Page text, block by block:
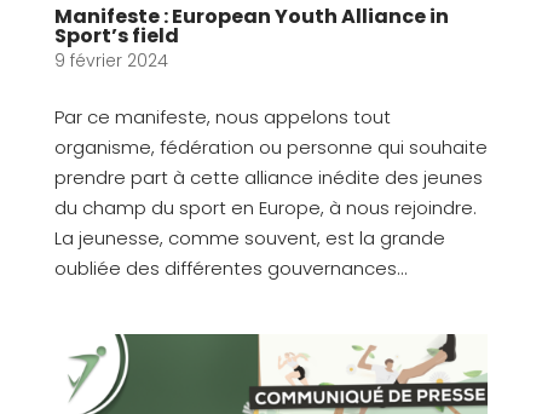
Manifeste : European Youth Alliance in
Sport’s field
9 février 2024
Par ce manifeste, nous appelons tout
organisme, fédération ou personne qui souhaite
prendre part à cette alliance inédite des jeunes
du champ du sport en Europe, à nous rejoindre.
La jeunesse, comme souvent, est la grande
oubliée des différentes gouvernances...